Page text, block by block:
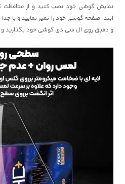
نمایش گوشی خود نصب کنید و از محافظت
ابتدا صفحه گوشی خود را تمیز نمایید و با
و دقیق روی ال سی دی گوشی خود بگذارید و